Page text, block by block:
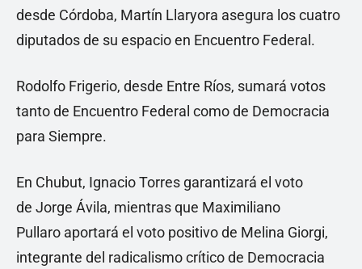
desde Córdoba, Martín Llaryora asegura los cuatro
diputados de su espacio en Encuentro Federal.
Rodolfo Frigerio, desde Entre Ríos, sumará votos
tanto de Encuentro Federal como de Democracia
para Siempre.
En Chubut, Ignacio Torres garantizará el voto
de Jorge Ávila, mientras que Maximiliano
Pullaro aportará el voto positivo de Melina Giorgi,
integrante del radicalismo crítico de Democracia